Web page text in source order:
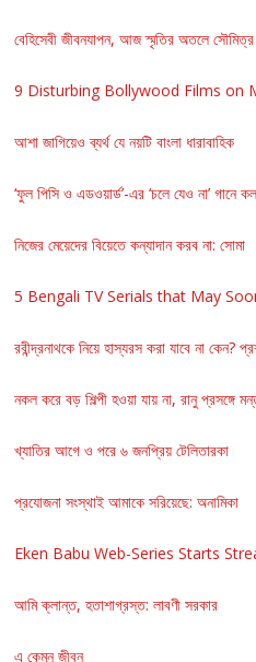
বেহিসেবী জীবনযাপন, আজ স্মৃতির অতলে সৌমিত্র
9 Disturbing Bollywood Films on
আশা জাগিয়েও ব্যর্থ যে নয়টি বাংলা ধারাবাহিক
‘ফুল পিসি ও এডওয়ার্ড’-এর ‘চলে যেও না’ গানে
নিজের মেয়েদের বিয়েতে কন্যাদান করব না: সোমা
5 Bengali TV Serials that May
রবীন্দ্রনাথকে নিয়ে হাস্যরস করা যাবে না কেন?
নকল করে বড় শিল্পী হওয়া যায় না, রানু প্রসঙ্গে
খ্যাতির আগে ও পরে ৬ জনপ্রিয় টেলিতারকা
প্রযোজনা সংস্থাই আমাকে সরিয়েছে: অনামিকা
Eken Babu Web-Series Starts
আমি ক্লান্ত, হতাশাগ্রস্ত: লাবণী সরকার
এ কেমন জীবন